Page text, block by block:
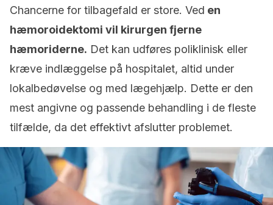
Chancerne for tilbagefald er store. Ved en
hæmoroidektomi vil kirurgen fjerne
hæmoriderne. Det kan udføres poliklinisk eller
kræve indlæggelse på hospitalet, altid under
lokalbedøvelse og med lægehjælp. Dette er den
mest angivne og passende behandling i de fleste
tilfælde, da det effektivt afslutter problemet.